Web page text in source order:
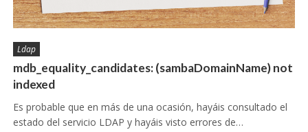
Ldap
mdb_equality_candidates: (sambaDomainName) not
indexed
Es probable que en más de una ocasión, hayáis consultado el
estado del servicio LDAP y hayáis visto errores de…